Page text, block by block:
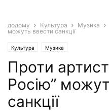
додому Культура Музика
можуть ввести санкції
Культура Музика
Проти
Росію”
санкції